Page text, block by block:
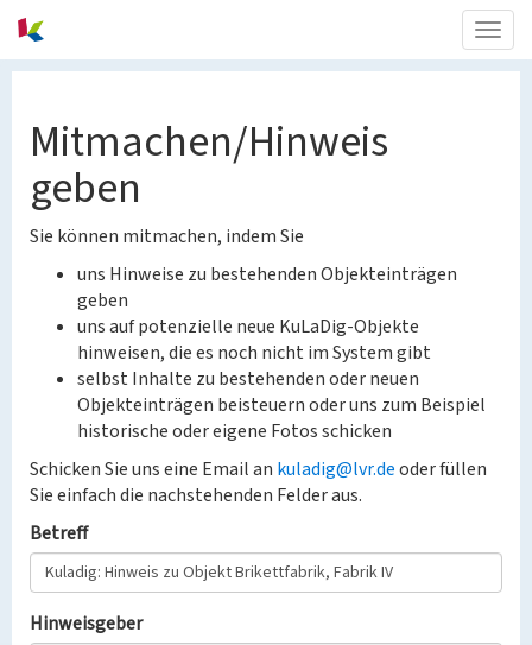
Mitmachen/Hinweis
geben
Sie können mitmachen, indem Sie
uns Hinweise zu bestehenden Objekteinträgen
geben
uns auf potenzielle neue KuLaDig-Objekte
hinweisen, die es noch nicht im System gibt
selbst Inhalte zu bestehenden oder neuen
Objekteinträgen beisteuern oder uns zum Beispiel
historische oder eigene Fotos schicken
Schicken Sie uns eine Email an kuladig@lvr.deoder füllen
Sie einfach die nachstehenden Felder aus.
Betreff
Hinweisgeber